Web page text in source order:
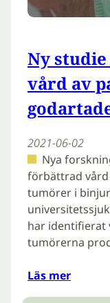
Ny
vård av
2021-06-02
Nya
förbättrad
tumörer i
har identifierat
tumörerna
Läs mer